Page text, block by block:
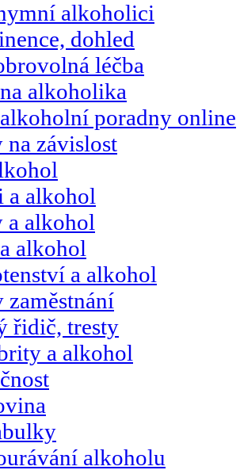
alkoholici
dohled
léčba
alkoholika
poradny online
na závislost
a alkohol
a alkohol
alkohol
a alkohol
zaměstnání
řidič, tresty
a alkohol
alkoholu